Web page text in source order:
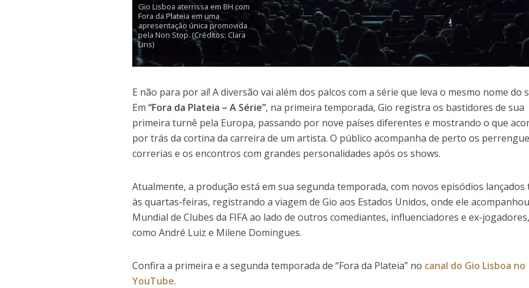
Gio Lisboa aterrissa em BH com
Fora da Plateia em uma
apresentação única promovida
pela Non Stop. (Créditos: Clara
Lins)
E não para por aí! A diversão vai além dos palcos com a série que leva o mesmo nome do
Em“Fora da Plateia – A Série”, na primeira temporada, Gio registra os bastidores de sua
primeira turnê pela Europa, passando por nove países diferentes e mostrando o que
por trás da cortina da carreira de um artista. O público acompanha de perto os
correrias e os encontros com grandes personalidades após os shows.
Atualmente, a produção está em sua segunda temporada, com novos episódios lançados
às quartas-feiras, registrando a viagem de Gio aos Estados Unidos, onde ele
Mundial de Clubes da FIFA ao lado de outros comediantes, influenciadores e ex-jogadores,
como André Luiz e Milene Domingues.
Confira a primeira e a segunda temporada de “Fora da Plateia” no canal do Gio Lisboa no
YouTube.